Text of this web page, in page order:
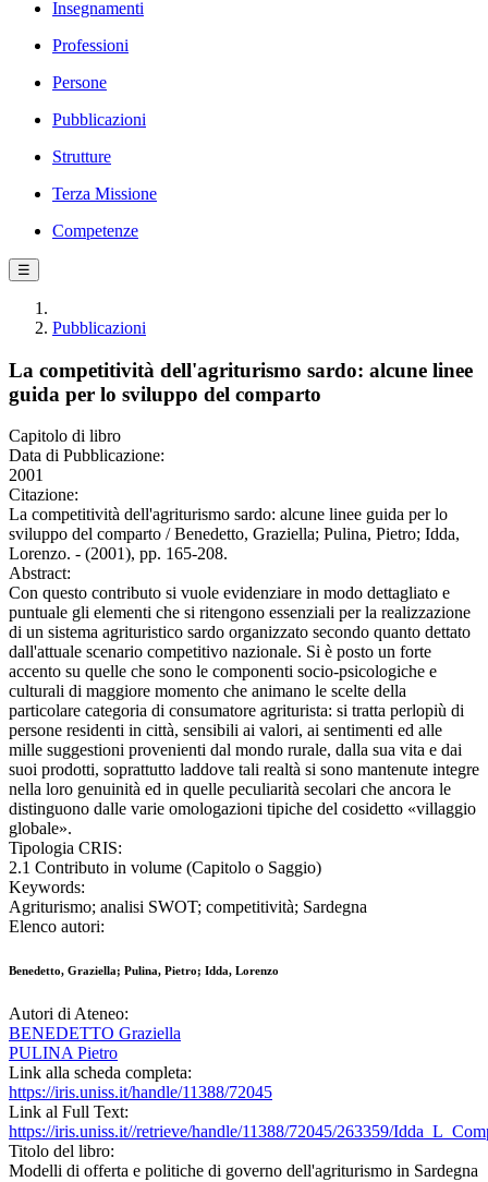
Insegnamenti
Professioni
Persone
Pubblicazioni
Strutture
Terza Missione
Competenze
☰
Pubblicazioni
La competitività dell'agriturismo sardo: alcune linee
guida per lo sviluppo del comparto
Capitolo di libro
Data di Pubblicazione:
2001
Citazione:
La competitività dell'agriturismo sardo: alcune linee guida per lo
sviluppo del comparto / Benedetto, Graziella; Pulina, Pietro; Idda,
Lorenzo. - (2001), pp. 165-208.
Abstract:
Con questo contributo si vuole evidenziare in modo dettagliato e
puntuale gli elementi che si ritengono essenziali per la realizzazione
di un sistema agrituristico sardo organizzato secondo quanto dettato
dall'attuale scenario competitivo nazionale. Si è posto un forte
accento su quelle che sono le componenti socio-psicologiche e
culturali di maggiore momento che animano le scelte della
particolare categoria di consumatore agriturista: si tratta perlopiù di
persone residenti in città, sensibili ai valori, ai sentimenti ed alle
mille suggestioni provenienti dal mondo rurale, dalla sua vita e dai
suoi prodotti, soprattutto laddove tali realtà si sono mantenute integre
nella loro genuinità ed in quelle peculiarità secolari che ancora le
distinguono dalle varie omologazioni tipiche del cosidetto «villaggio
globale».
Tipologia CRIS:
2.1 Contributo in volume (Capitolo o Saggio)
Keywords:
Agriturismo; analisi SWOT; competitività; Sardegna
Elenco autori:
Benedetto, Graziella; Pulina, Pietro; Idda, Lorenzo
Autori di Ateneo:
BENEDETTO Graziella
PULINA Pietro
Link alla scheda completa:
https://iris.uniss.it/handle/11388/72045
Link al Full Text:
https://iris.uniss.it//retrieve/handle/11388/72045/263359/
Titolo del libro:
Modelli di offerta e politiche di governo dell'agriturismo in Sardegna